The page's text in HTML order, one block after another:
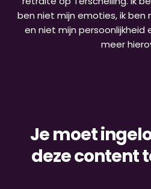
ben niet mijn emoties, ik ben
en niet mijn persoonlijkheid
meer
Je moet
deze content